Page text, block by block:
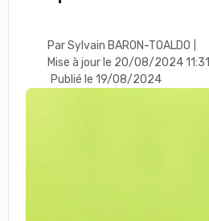
Par Sylvain BARON-TOALDO
Mise à jour le 20/08/2024 11:31
Publié le 19/08/2024